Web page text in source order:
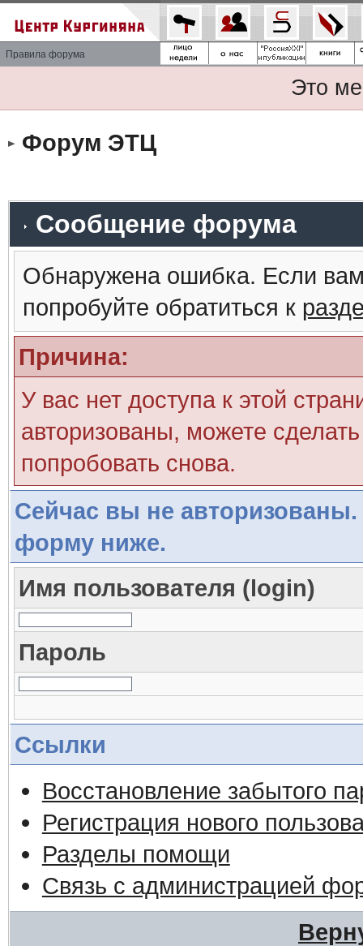
Правила форума
Это
Форум ЭТЦ
Сообщение форума
Обнаружена ошибка. Если
попробуйте обратиться к
Причина:
У вас нет доступа к этой
авторизованы, можете
попробовать снова.
Сейчас вы не авторизованы.
форму ниже.
Имя пользователя (login)
Пароль
Ссылки
Восстановление забытого
Регистрация нового
Разделы помощи
Связь с администрацией